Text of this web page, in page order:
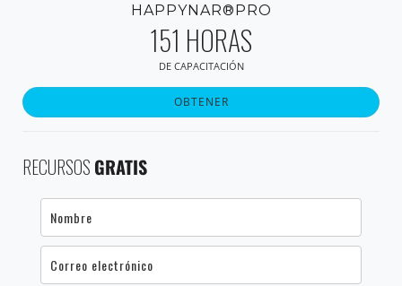
HAPPYNAR®PRO
151 HORAS
DE CAPACITACIÓN
OBTENER
RECURSOS GRATIS